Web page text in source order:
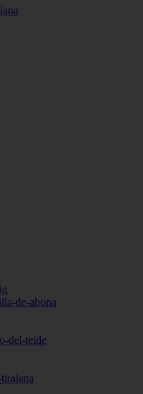
de-abona
del-teide